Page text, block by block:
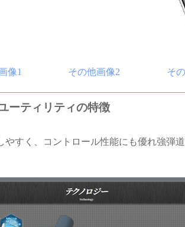
像1 その他画像2 そ
ーティリティの特徴
やすく、コントロール性能にも優れ強弾